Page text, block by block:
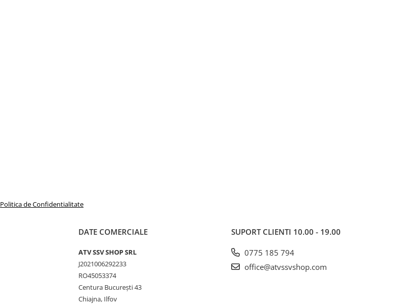
Politica de Confidentialitate
DATE COMERCIALE
ATV SSV SHOP SRL
J2021006292233
RO45053374
Centura București 43
Chiajna, Ilfov
SUPORT CLIENTI 10.00 - 19.00
0775 185 794
office@atvssvshop.com